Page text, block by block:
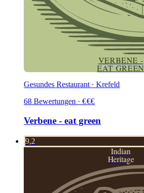
VERBENE -
EAT GREEN
Gesundes Restaurant · Krefeld
68 Bewertungen · €€€
Verbene - eat green
9,2
Indian
Heritage